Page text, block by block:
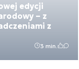
edycji
– z
z
3 min.